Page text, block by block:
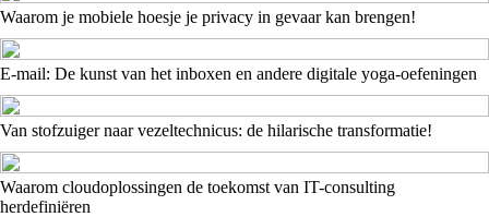
Waarom je mobiele hoesje je privacy in gevaar kan brengen!
E-mail: De kunst van het inboxen en andere digitale yoga-oefeningen
Van stofzuiger naar vezeltechnicus: de hilarische transformatie!
Waarom cloudoplossingen de toekomst van IT-consulting
herdefiniëren